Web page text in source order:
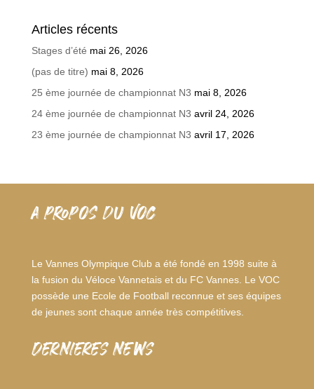
Articles récents
Stages d’été mai 26, 2026
(pas de titre) mai 8, 2026
25 ème journée de championnat N3 mai 8, 2026
24 ème journée de championnat N3 avril 24, 2026
23 ème journée de championnat N3 avril 17, 2026
A PROPOS DU VOC
Le Vannes Olympique Club a été fondé en 1998 suite à
la fusion du Véloce Vannetais et du FC Vannes. Le VOC
possède une Ecole de Football reconnue et ses équipes
de jeunes sont chaque année très compétitives.
dernieres news